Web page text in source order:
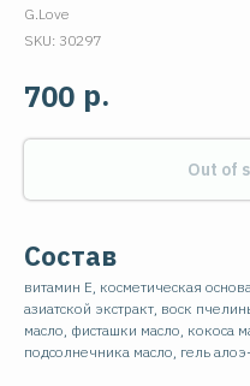
G.Love
SKU: 30297
700 р.
Out of
Состав
витамин E, косметическая
азиатской экстракт, воск
масло, фисташки масло, кокоса
подсолнечника масло, гель